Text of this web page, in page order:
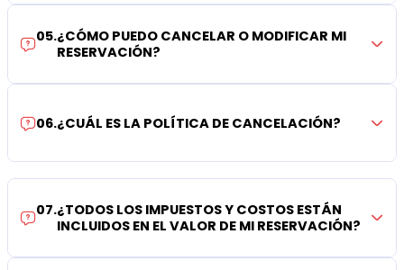
05.¿CÓMO PUEDO CANCELAR O MODIFICAR MI
RESERVACIÓN?
06.¿CUÁL ES LA POLÍTICA DE CANCELACIÓN?
07.¿TODOS LOS IMPUESTOS Y COSTOS ESTÁN
INCLUIDOS EN EL VALOR DE MI RESERVACIÓN?